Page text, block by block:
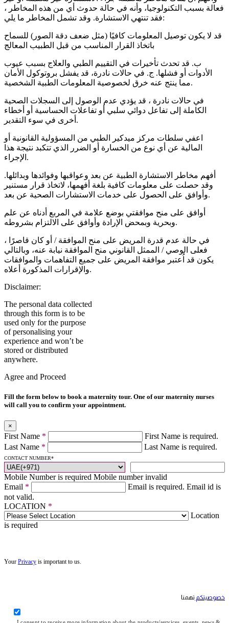
فعالة بسبب التكنولوجيا، وأنه في حالة حدوث أي من هذه المخاطر ،
فقد تنتهي الاستشارة. وقد تشمل المخاطر ما يلي:
قد لا يكون توصيل المعلومات كافيًا (مثل ضعف دقة الصور) للسماح
باتخاذ القرار المناسب من قبل الطبيب المعالج
ب. قد تحدث تأخيرات في التقييم الطبي والعلاج بسبب عيوب
الأدوات أو فشلها. ج. في حالات نادرة، قد يفشل بروتوكول الأمان
مما ينتج عنه خرق لخصوصية المعلومات الطبية الشخصية.
في حالات نادرة ، قد يؤدي عدم الوصول إلى السجلات الصحية
الكاملة إلى تفاعل دوائي سلبي أو تفاعلات الحساسية أو أخطاء
أخرى في سوء التقدير.
اعفي سلطات مركز ميدكير الطبي من المسؤولية القانونية أو
المالية عن أي نوع من الخسارة أو الضرر الذي تتكبد نتيجة هذا
الإجراء.
أفهم مخاطر الاستشارة الطبية عن بعد وعواقبها وفوائدها وبدائلها.
وقد حصلت على معلومات كافية بلغة أفهمها، لاتخاذ قرار مستنير
وأوافق على الحصول على خدمات الاستشارات الصحية عن بعد.
أوافق على منح موافقتي بوضع علامة في المربع أدناه عن علم
وبحرية وبمحض الإرادة وأوافق على الالتزام بشروطه.
في حالة عدم قدرة المريض على منح الموافقة / أو كان قاصرًا ،
فعلى الوصي / الممثل القانوني منح الموافقة نيابة عنه، وبالتالي
يكون قد اُعتبر موافقة المريض على جميع التفاهمات والموافقات
والإقرارات المذكورة أعلاه.
Disclaimer:
The personal data collected
through this form is to be
used only for the purpose
of personalising your
experience and won’t be
stored or distributed
anywhere.
Agree and Proceed
Fill the form below to book a maternity tour. One of our maternity nurses
will call you to confirm your appointment.
×
First Name *
First Name is required.
Last Name * Last Name is required.
CONTACT NUMBER*
Mobile Number is required Mobile number invalid
Email * Email is required. Email id is
not valid.
LOCATION *
Location
is required
Your Privacy is important to us.
خصوصيتكم تهمنا